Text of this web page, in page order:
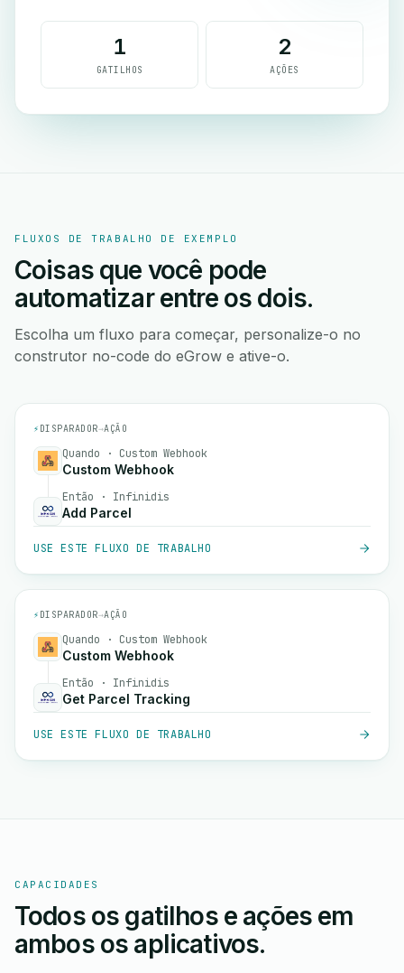
1
GATILHOS
2
AÇÕES
FLUXOS DE TRABALHO DE EXEMPLO
Coisas que você pode
automatizar entre os dois.
Escolha um fluxo para começar, personalize-o no
construtor no-code do eGrow e ative-o.
⚡ DISPARADOR→AÇÃO
Quando · Custom Webhook
Custom Webhook
Então · Infinidis
Add Parcel
USE ESTE FLUXO DE TRABALHO
⚡ DISPARADOR→AÇÃO
Quando · Custom Webhook
Custom Webhook
Então · Infinidis
Get Parcel Tracking
USE ESTE FLUXO DE TRABALHO
CAPACIDADES
Todos os gatilhos e ações em
ambos os aplicativos.